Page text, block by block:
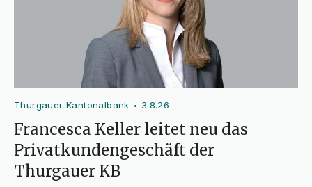
Thurgauer Kantonalbank • 3.8.26
Francesca Keller leitet neu das
Privatkundengeschäft der
Thurgauer KB